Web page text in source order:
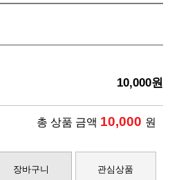
10,000원
총 상품 금액 10,000 원
장바구니 관심상품